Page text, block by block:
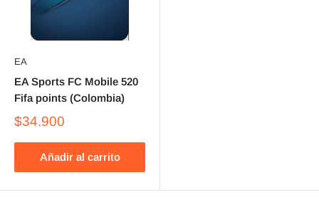
EA
EA Sports FC Mobile 520
Fifa points (Colombia)
$34.900
Añadir al carrito